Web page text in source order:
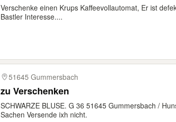
Verschenke einen Krups Kaffeevollautomat, Er ist
Bastler Interesse....
51645 Gummersbach
zu Verschenken
SCHWARZE BLUSE. G 36 51645 Gummersbach /
Sachen Versende ixh nicht.